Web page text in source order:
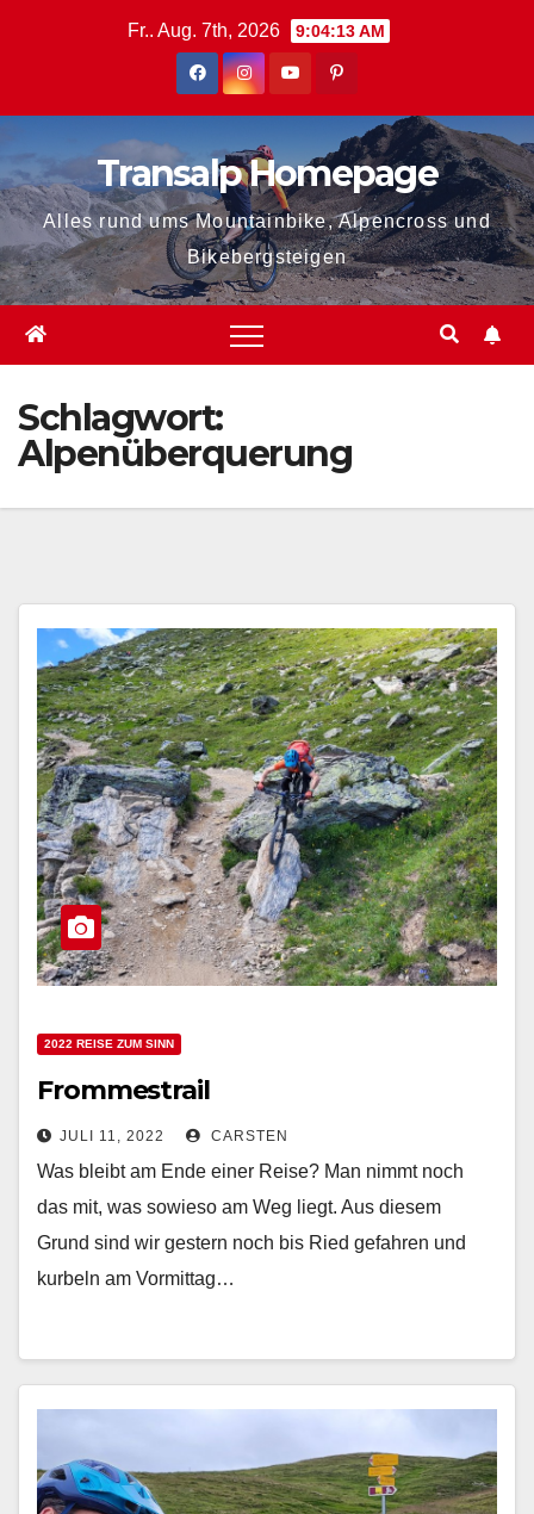
Fr.. Aug. 7th, 2026 9:04:14 AM
Transalp Homepage
Alles rund ums Mountainbike, Alpencross und
Bikebergsteigen
Schlagwort:
Alpenüberquerung
2022 REISE ZUM SINN
Frommestrail
JULI 11, 2022 CARSTEN
Was bleibt am Ende einer Reise? Man nimmt noch
das mit, was sowieso am Weg liegt. Aus diesem
Grund sind wir gestern noch bis Ried gefahren und
kurbeln am Vormittag…